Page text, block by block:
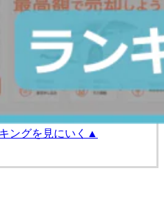
ングを見にいく▲